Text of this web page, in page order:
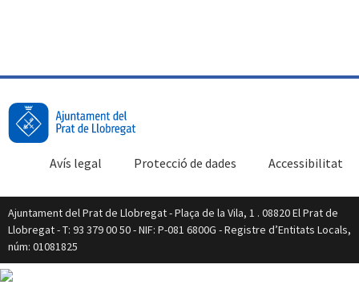
Accessibilitat
Protecció de dades
Avís legal
Ajuntament del Prat de Llobregat - Plaça de la Vila, 1 . 08820 El Prat de
Llobregat - T: 93 379 00 50 - NIF: P-081 6800G - Registre d’Entitats Locals,
núm: 01081825